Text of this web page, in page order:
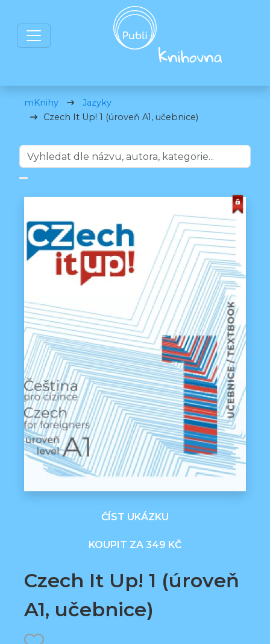
mKnihy
Jazyky
Czech It Up! 1 (úroveň A1, učebnice)
ČÍST UKÁZKU
KOUPIT ZA 349 KČ
Czech It Up! 1 (úroveň
A1, učebnice)